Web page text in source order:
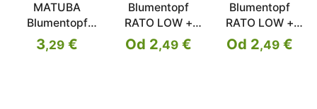
MATUBA
Blumentopf
ohne Einsatz
anthrazit 29,8
3,29 €
Blumentopf
RATO LOW +
Pfand
Od 2,49€
Blumentopf
RATO LOW +
Pfand
Od 2,49 €